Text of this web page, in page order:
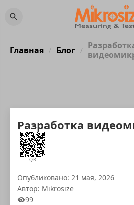
Главная / Блог /
Разработка
QR
Опубликовано: 21 мая, 2026
Автор: Mikrosize
99